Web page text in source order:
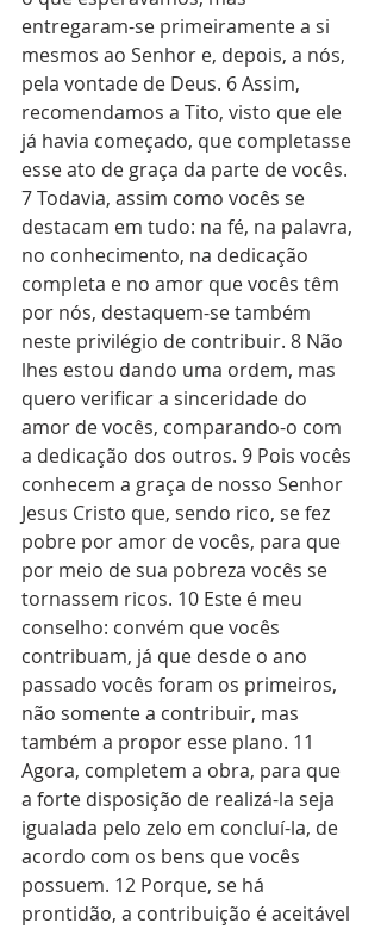
entregaram-se primeiramente a si
mesmos ao Senhor e, depois, a nós,
pela vontade de Deus. 6 Assim,
recomendamos a Tito, visto que ele
já havia começado, que completasse
esse ato de graça da parte de vocês.
7 Todavia, assim como vocês se
destacam em tudo: na fé, na palavra,
no conhecimento, na dedicação
completa e no amor que vocês têm
por nós, destaquem-se também
neste privilégio de contribuir. 8 Não
lhes estou dando uma ordem, mas
quero verificar a sinceridade do
amor de vocês, comparando-o com
a dedicação dos outros. 9 Pois vocês
conhecem a graça de nosso Senhor
Jesus Cristo que, sendo rico, se fez
pobre por amor de vocês, para que
por meio de sua pobreza vocês se
tornassem ricos. 10 Este é meu
conselho: convém que vocês
contribuam, já que desde o ano
passado vocês foram os primeiros,
não somente a contribuir, mas
também a propor esse plano. 11
Agora, completem a obra, para que
a forte disposição de realizá-la seja
igualada pelo zelo em concluí-la, de
acordo com os bens que vocês
possuem. 12 Porque, se há
prontidão, a contribuição é aceitável